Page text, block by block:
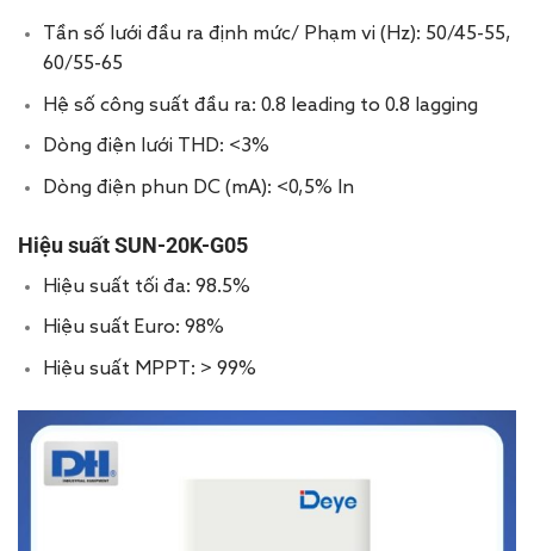
Tần số lưới đầu ra định mức/ Phạm vi (Hz): 50/45-55,
60/55-65
Hệ số công suất đầu ra: 0.8 leading to 0.8 lagging
Dòng điện lưới THD: <3%
Dòng điện phun DC (mA): <0,5% In
Hiệu suất SUN-20K-G05
Hiệu suất tối đa: 98.5%
Hiệu suất Euro: 98%
Hiệu suất MPPT: > 99%